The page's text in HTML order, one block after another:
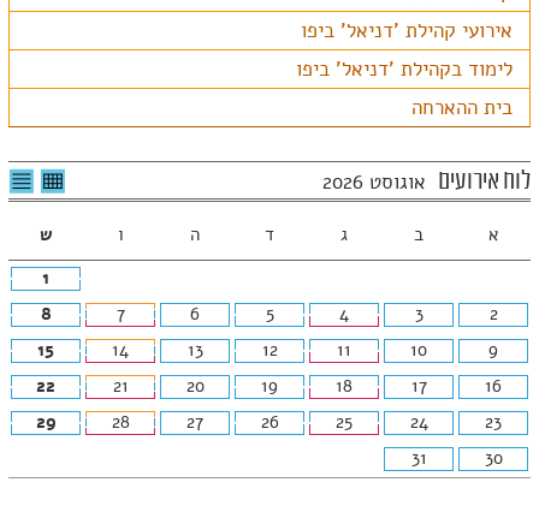
אירועי קהילת 'דניאל' ביפו
לימוד בקהילת 'דניאל' ביפו
בית ההארחה
לוח אירועים אוגוסט 2026 לצפיה
בטבלה
א ב ג ד ה ו
ש
1
2
3
4
5
6
7
8
9
10
11
12
13
14
15
16
17
18
19
20
21
22
23
24
25
26
27
28
29
30
31